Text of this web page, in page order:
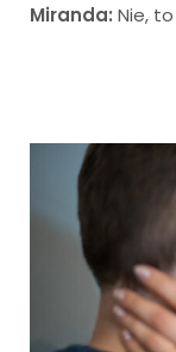
Miranda: Nie,